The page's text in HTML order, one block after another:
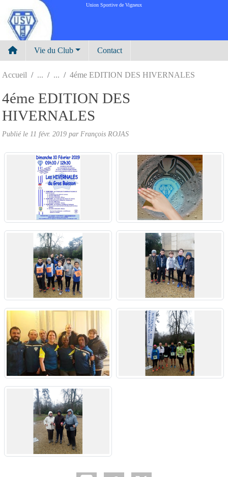
Union Sportive de Vigneux
Vie du Club Contact
Accueil 4éme EDITION DES HIVERNALES
4éme EDITION DES
HIVERNALES
Publié le 11 févr. 2019 par François ROJAS
Panneau de gestion des cookies